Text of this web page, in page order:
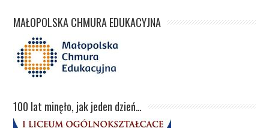
MAŁOPOLSKA CHMURA EDUKACYJNA
100 lat minęło, jak jeden dzień…